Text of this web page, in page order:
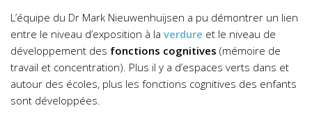
L’équipe du Dr Mark Nieuwenhuijsen a pu démontrer un lien
entre le niveau d’exposition à la verdure et le niveau de
développement des fonctions cognitives (mémoire de
travail et concentration). Plus il y a d’espaces verts dans et
autour des écoles, plus les fonctions cognitives des enfants
sont développées.